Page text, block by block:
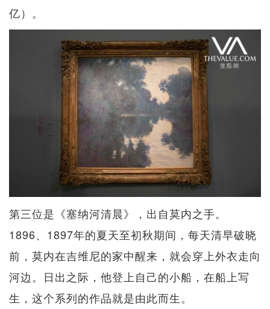
亿）。
第三位是《塞纳河清晨》，出自莫内之手。
1896、1897年的夏天至初秋期间，每天清早破晓
前，莫内在吉维尼的家中醒来，就会穿上外衣走向
河边。日出之际，他登上自己的小船，在船上写
生，这个系列的作品就是由此而生。